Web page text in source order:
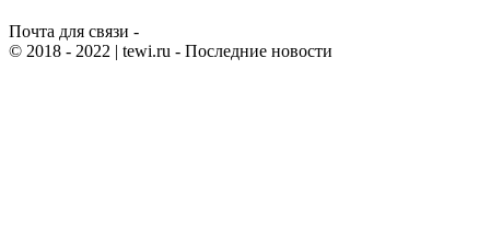
Почта для связи -
© 2018 - 2022 | tewi.ru - Последние новости